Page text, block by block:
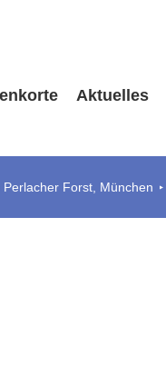
Aktuelles
Forst, München